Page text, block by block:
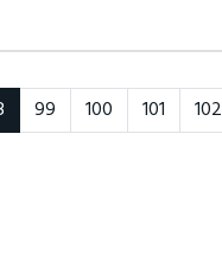
99 100 101 102